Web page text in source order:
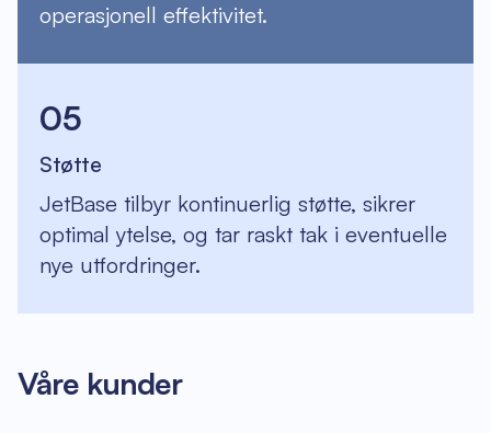
operasjonell effektivitet.
05
Støtte
JetBase tilbyr kontinuerlig støtte, sikrer
optimal ytelse, og tar raskt tak i eventuelle
nye utfordringer.
Våre kunder